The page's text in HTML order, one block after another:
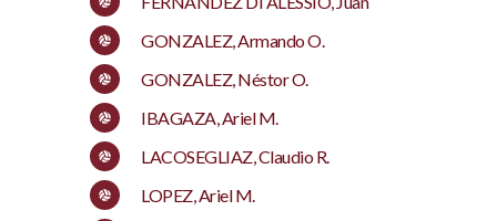
GONZALEZ, Armando O.
GONZALEZ, Néstor O.
IBAGAZA, Ariel M.
LACOSEGLIAZ, Claudio R.
LOPEZ, Ariel M.